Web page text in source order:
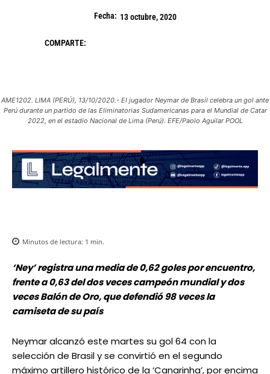
Fecha: 13 octubre, 2020
COMPARTE:
AME1202. LIMA (PERÚ), 13/10/2020.- El jugador Neymar de Brasil celebra un gol ante
Perú durante un partido de las Eliminatorias Sudamericanas para el Mundial de Catar
2022, en el estadio Nacional de Lima (Perú). EFE/Paolo Aguilar POOL
Minutos de lectura: 1 min.
‘Ney’ registra una media de 0,62 goles por encuentro,
frente a 0,63 del dos veces campeón mundial y dos
veces Balón de Oro, que defendió 98 veces la
camiseta de su país
Neymar alcanzó este martes su gol 64 con la
selección de Brasil y se convirtió en el segundo
máximo artillero histórico de la ‘Canarinha’, por encima